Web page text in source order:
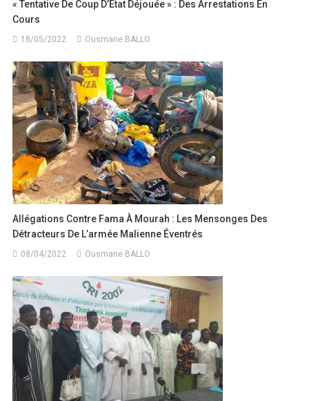
« Tentative De Coup D’État Déjouée » : Des Arrestations En
Cours
18/05/2022 Ousmane BALLO
Allégations Contre Fama À Mourah : Les Mensonges Des
Détracteurs De L’armée Malienne Éventrés
08/04/2022 Ousmane BALLO